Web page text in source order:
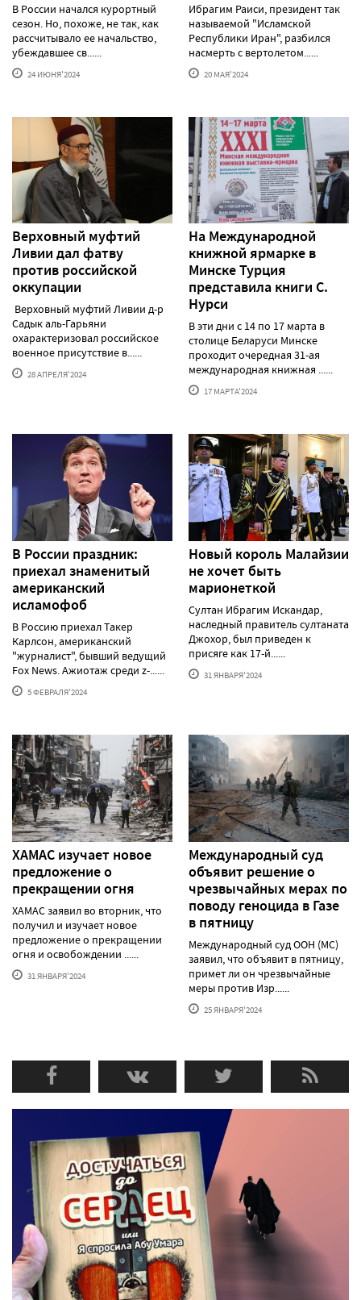
В России начался курортный
сезон. Но, похоже, не так, как
рассчитывало ее начальство,
убеждавшее св......
24 ИЮНЯ'2024
Ибрагим Раиси, президент так
называемой "Исламской
Республики Иран", разбился
насмерть с вертолетом......
20 МАЯ'2024
Верховный муфтий
Ливии дал фатву
против российской
оккупации
Верховный муфтий Ливии д-р
Садык аль-Гарьяни
охарактеризовал российское
военное присутствие в......
28 АПРЕЛЯ'2024
На Международной
книжной ярмарке в
Минске Турция
представила книги С.
Нурси
В эти дни с 14 по 17 марта в
столице Беларуси Минске
проходит очередная 31-ая
международная книжная ......
17 МАРТА'2024
В России праздник:
приехал знаменитый
американский
исламофоб
В Россию приехал Такер
Карлсон, американский
"журналист", бывший ведущий
Fox News. Ажиотаж среди z-......
5 ФЕВРАЛЯ'2024
Новый король Малайзии
не хочет быть
марионеткой
Султан Ибрагим Искандар,
наследный правитель султаната
Джохор, был приведен к
присяге как 17-й......
31 ЯНВАРЯ'2024
ХАМАС изучает новое
предложение о
прекращении огня
ХАМАС заявил во вторник, что
получил и изучает новое
предложение о прекращении
огня и освобождении ......
31 ЯНВАРЯ'2024
Международный суд
объявит решение о
чрезвычайных мерах по
поводу геноцида в Газе
в пятницу
Международный суд ООН (МС)
заявил, что объявит в пятницу,
примет ли он чрезвычайные
меры против Изр......
25 ЯНВАРЯ'2024